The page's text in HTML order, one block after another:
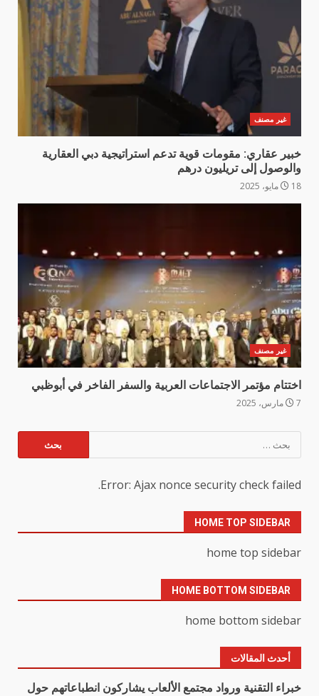
غير مصنف
خبير عقاري: مقومات قوية تدعم استراتيجية دبي العقارية
والوصول إلى تريليون درهم
18 مايو، 2025
غير مصنف
اختتام مؤتمر الاجتماعات العربية والسفر الفاخر في أبوظبي
7 مارس، 2025
عن:
Error: Ajax nonce security check failed.
HOME TOP SIDEBAR
home top sidebar
HOME BOTTOM SIDEBAR
home bottom sidebar
أحدث المقالات
خبراء التقنية ورواد مجتمع الألعاب يشاركون انطباعاتهم حول